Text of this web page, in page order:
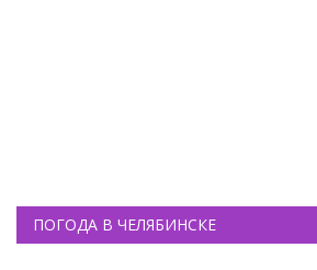
ПОГОДА В ЧЕЛЯБИНСКЕ